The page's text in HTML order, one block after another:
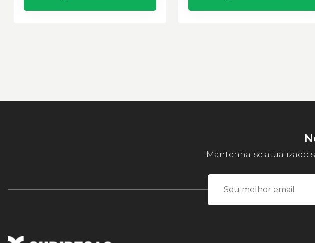
Mantenha-se atualizado